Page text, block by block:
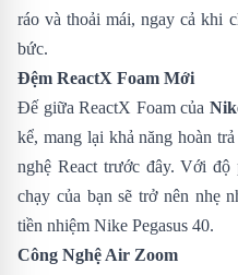
ráo và thoải mái, ngay cả khi
bức.
Đệm ReactX Foam Mới
Đế giữa ReactX Foam của
kể, mang lại khả năng hoàn
nghệ React trước đây. Với
chạy của bạn sẽ trở nên nhẹ
tiền nhiệm Nike Pegasus 40.
Công Nghệ Air Zoom